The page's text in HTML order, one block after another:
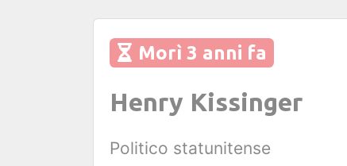
Morì 3 anni fa
Henry Kissinger
Politico statunitense